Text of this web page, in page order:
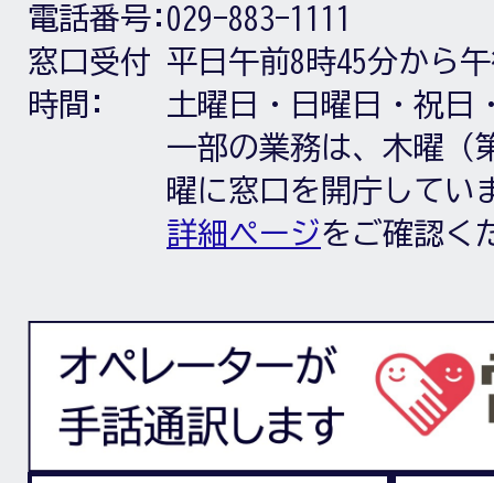
電話番号: 029-883-1111
窓口受付
時間:
平日午前8時45分から
土曜日・日曜日・祝日
一部の業務は、木曜（
曜に窓口を開庁してい
詳細ページをご確認く